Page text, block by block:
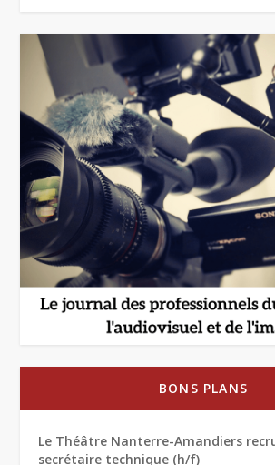
BONS PLANS
Le Théâtre Nanterre-Amandiers
secrétaire technique (h/f)